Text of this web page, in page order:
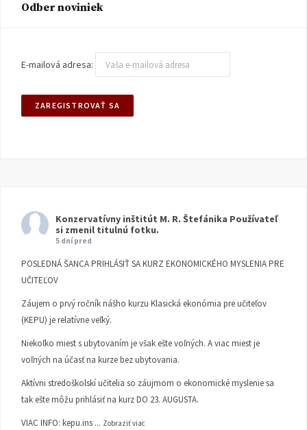
Odber noviniek
E-mailová adresa:
Konzervatívny inštitút M. R. Štefánika Používateľ
si zmenil titulnú fotku.
5 dní pred
POSLEDNÁ ŠANCA PRIHLÁSIŤ SA KURZ EKONOMICKÉHO MYSLENIA PRE
UČITEĽOV
Záujem o prvý ročník nášho kurzu Klasická ekonómia pre učiteľov
(KEPU) je relatívne veľký.
Niekoľko miest s ubytovaním je však ešte voľných. A viac miest je
voľných na účasť na kurze bez ubytovania.
Aktívni stredoškolskí učitelia so záujmom o ekonomické myslenie sa
tak ešte môžu prihlásiť na kurz DO 23. AUGUSTA.
VIAC INFO: kepu.ins ... Zobraziť viac